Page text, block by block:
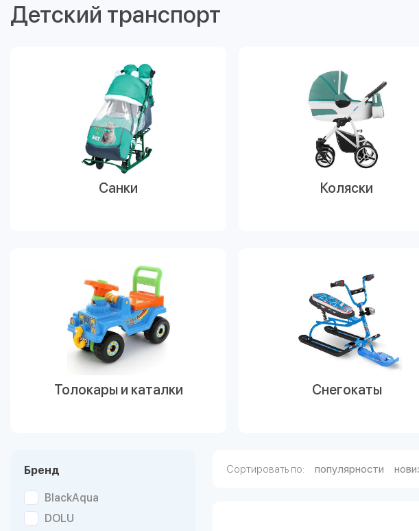
Детский транспорт
Санки Коляски
Толокары и каталки Снегокаты
Бренд
BlackAqua
DOLU
Сортировать по: популярности